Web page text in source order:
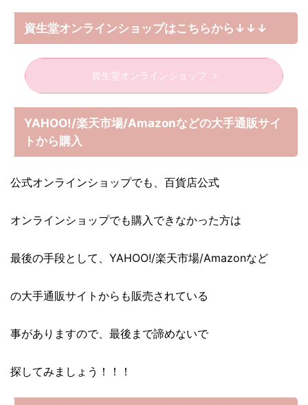
資生堂オンラインショップはこちらから↓↓↓
資生堂オンラインショップ
YAHOO!/楽天市場/Amazonなどの大手通販サイ
トから購入
公式オンラインショップでも、百貨店公式
オンラインショップでも購入できなかった方は
最後の手段として、YAHOO!/楽天市場/Amazonなど
の大手通販サイトからも販売されている
事がありますので、最後まで諦めないで
探してみましょう！！！